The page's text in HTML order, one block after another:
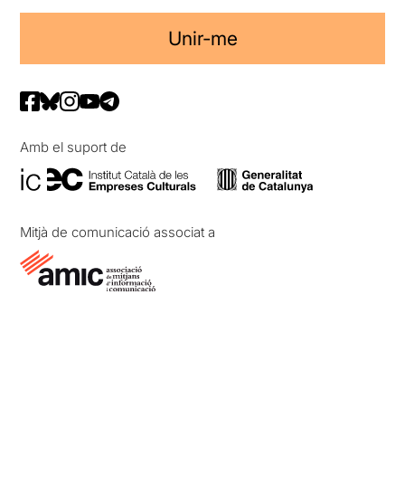
Unir-me
Amb el suport de
Mitjà de comunicació associat a